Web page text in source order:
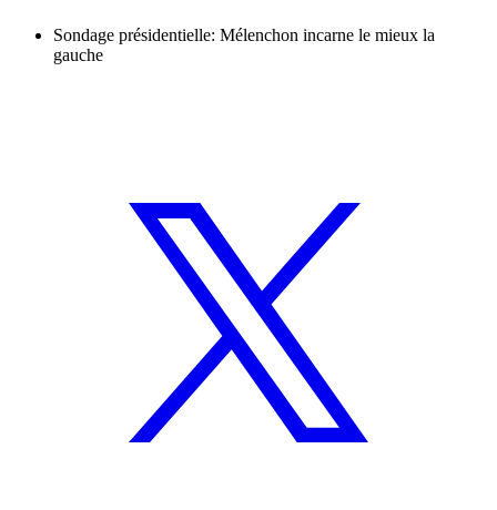
Sondage présidentielle: Mélenchon incarne le mieux la
gauche